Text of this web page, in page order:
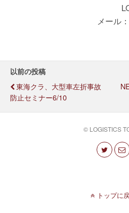
メール
以前の投稿
東海クラ、大型車左折事故
防止セミナー6/10
© LOGISTICS
トップに